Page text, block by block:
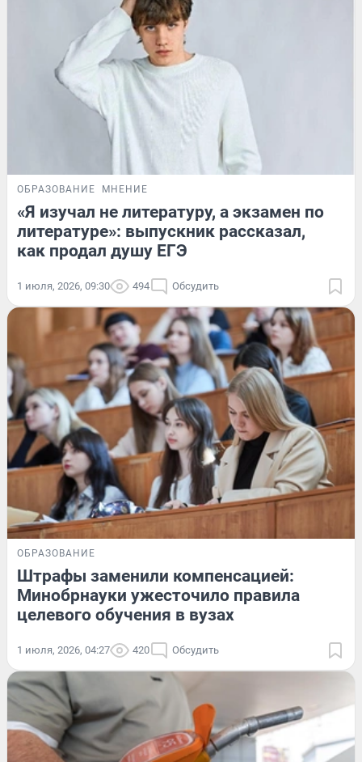
ОБРАЗОВАНИЕ МНЕНИЕ
«Я изучал не литературу, а экзамен по
литературе»: выпускник рассказал,
как продал душу ЕГЭ
1 июля, 2026, 09:30 494 Обсудить
ОБРАЗОВАНИЕ
Штрафы заменили компенсацией:
Минобрнауки ужесточило правила
целевого обучения в вузах
1 июля, 2026, 04:27 420 Обсудить